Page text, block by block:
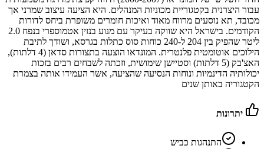
עבור היצרנית בקטגוריית מכוניות המנהלים. היא הציעה עיצוב שמרני אך
מכובד, תא נוסעים מרווח מאוד ואיכות חומרים משופרת ביחס לדורות
הקודמים. בישראל היא שווקה בעיקר עם מנוע בנזין אטמוספרי בנפח 2.0
ליטר שהפיק בין 204 ל-240 כוחות סוס כתלות בגרסא, ושודך לתיבת
הילוכים אוטומטית פלנטרית. המונדאו הוצעה בתצורות סדאן (4 דלתות),
האצ'בק (5 דלתות) וסטיישן שימושית, וזכתה לשבחים רבים בזכות
יכולותיה הדינמיות ונוחות הנסיעה שהציעה, אשר העמידו אותה בצמרת
הקטגוריה באותן שנים
יתרונות
התנהגות כביש